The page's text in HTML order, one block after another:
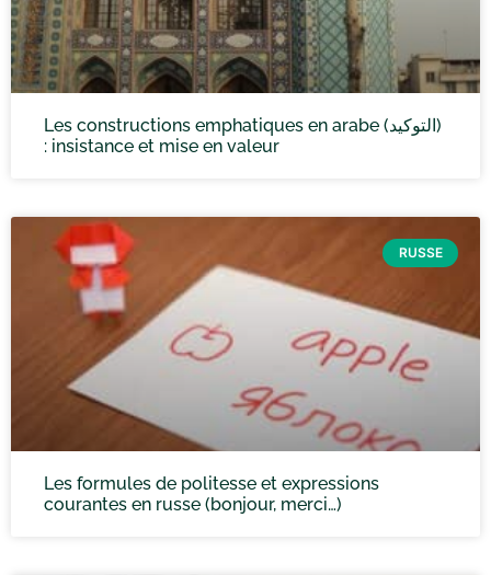
Les constructions emphatiques en arabe (التوكيد)
: insistance et mise en valeur
RUSSE
Les formules de politesse et expressions
courantes en russe (bonjour, merci…)